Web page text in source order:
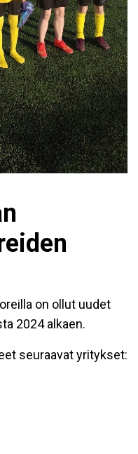
on ollut uudet
2024 alkaen.
seuraavat yritykset: